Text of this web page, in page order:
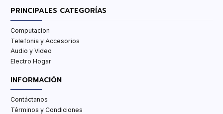
PRINCIPALES CATEGORÍAS
Computacion
Telefonia y Accesorios
Audio y Video
Electro Hogar
INFORMACIÓN
Contáctanos
Términos y Condiciones